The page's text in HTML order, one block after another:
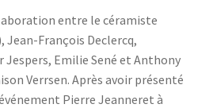
entre le céramiste
Jean-François Declercq,
Jespers, Emilie Sené et Anthony
Verrsen. Après avoir présenté
Pierre Jeanneret à